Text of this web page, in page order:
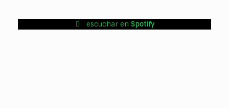
escuchar enSpotify